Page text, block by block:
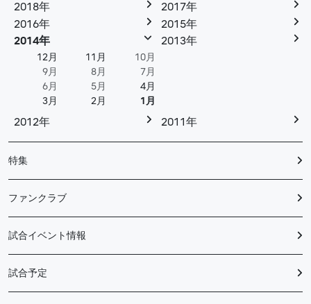
2018年
2017年
2016年
2015年
2014年
12月 11月
10月
9月
8月
7月
6月
5月
4月
3月
2月 1月
2013年
2012年 2011年
特集
ファンクラブ
試合イベント情報
試合予定